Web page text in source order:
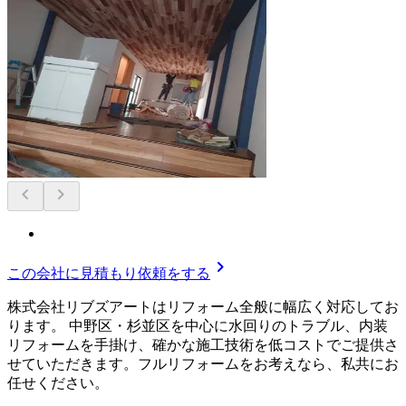
chevron_left chevron_right
この会社に見積もり依頼をする chevron_right
株式会社リブズアートはリフォーム全般に幅広く対応してお
ります。 中野区・杉並区を中心に水回りのトラブル、内装
リフォームを手掛け、確かな施工技術を低コストでご提供さ
せていただきます。フルリフォームをお考えなら、私共にお
任せください。